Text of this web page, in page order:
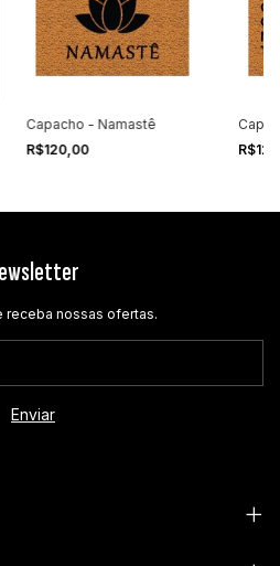
Capacho - Namastê
R$120,00
receba nossas ofertas.